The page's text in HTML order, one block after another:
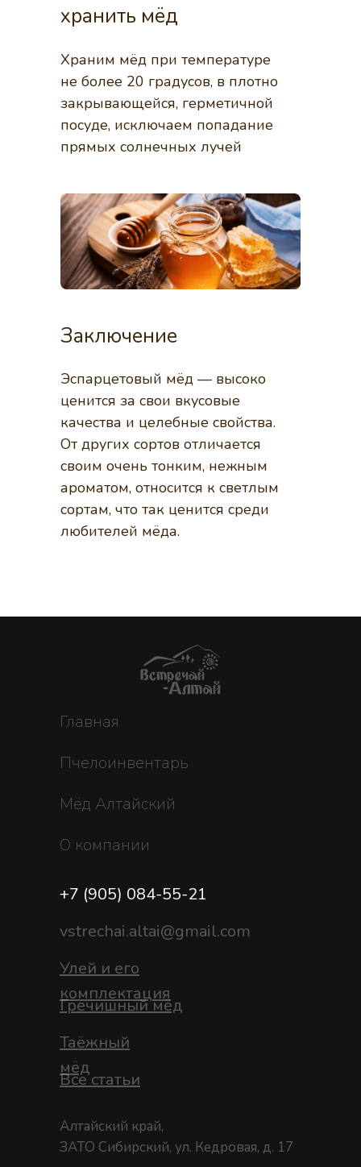
Храним мёд при температуре
не более 20 градусов, в плотно
закрывающейся, герметичной
посуде, исключаем попадание
прямых солнечных лучей
Эспарцетовый мёд — высоко
ценится за свои вкусовые
качества и целебные свойства.
От других сортов отличается
своим очень тонким, нежным
ароматом, относится к светлым
сортам, что так ценится среди
любителей мёда.
хранить мёд
Заключение
Алтайский край,
ЗАТО Сибирский, ул. Кедровая, д. 17
Улей и его
комплектация
+7 (905) 084-55-21
vstrechai.altai@gmail.com
Гречишный мёд
Все статьи
Таёжный
мёд
Главная
Пчелоинвентарь
Мёд Алтайский
О компании